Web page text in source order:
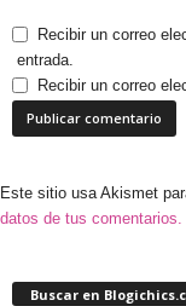
Recibir un correo
entrada.
Recibir un correo
Este sitio usa Akismet
datos de tus comentarios.
Buscar en